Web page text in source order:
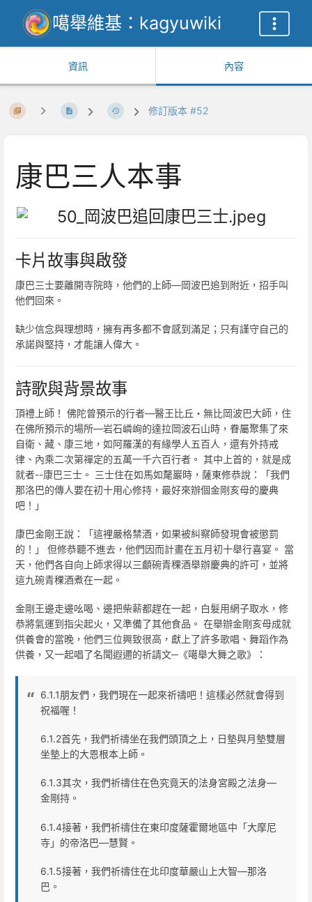
噶舉維基：kagyuwiki
資訊 內容
修訂版本 #52
康巴三人本事
卡片故事與啟發
康巴三士要離開寺院時，他們的上師—岡波巴追到附近，招手叫
他們回來。
缺少信念與理想時，擁有再多都不會感到滿足；只有謹守自己的
承諾與堅持，才能讓人偉大。
詩歌與背景故事
頂禮上師！ 佛陀曾預示的行者—醫王比丘・無比岡波巴大師，住
在佛所預示的場所—岩石嶙峋的達拉岡波石山時，眷屬聚集了來
自衛、藏、康三地，如阿羅漢的有緣學人五百人，還有外持戒
律、內乘二次第禪定的五萬一千六百行者。 其中上首的，就是成
就者--康巴三士。 三士住在如馬如氂巖時，薩東修恭說：「我們
那洛巴的傳人要在初十用心修持，最好來辦個金剛亥母的慶典
吧！」
康巴金剛王說：「這裡嚴格禁酒，如果被糾察師發現會被懲罰
的！」 但修恭聽不進去，他們因而計畫在五月初十舉行喜宴。 當
天，他們各自向上師求得以三顱碗青稞酒舉辦慶典的許可，並將
這九碗青稞酒煮在一起。
金剛王邊走邊吆喝、邊把柴薪都趕在一起，白髮用網子取水，修
恭將氣運到指尖起火，又準備了其他食品。 在舉辦金剛亥母成就
供養會的當晚，他們三位興致很高，獻上了許多歌唱、舞蹈作為
供養，又一起唱了名聞遐邇的祈請文─《噶舉大舞之歌》：
6.1.1朋友們，我們現在一起來祈禱吧！這樣必然就會得到
祝福喔！
6.1.2首先，我們祈禱坐在我們頭頂之上，日墊與月墊雙層
坐墊上的大恩根本上師。
6.1.3其次，我們祈禱住在色究竟天的法身宮殿之法身—
金剛持。
6.1.4接著，我們祈禱住在東印度薩霍爾地區中「大摩尼
寺」的帝洛巴—慧賢。
6.1.5接著，我們祈禱住在北印度華嚴山上大智—那洛
巴。